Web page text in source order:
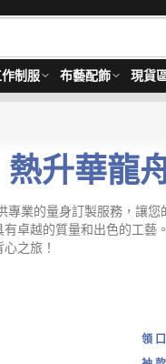
作制服 布藝配飾 現貨
熱升華龍
業的量身訂製服務，讓
卓越的質量和出色的工
之旅！
領 口